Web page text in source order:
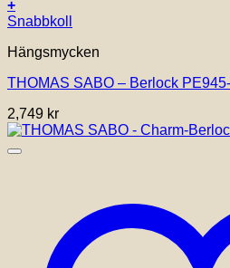
+
Snabbkoll
Hängsmycken
THOMAS SABO – Berlock
2,749 kr